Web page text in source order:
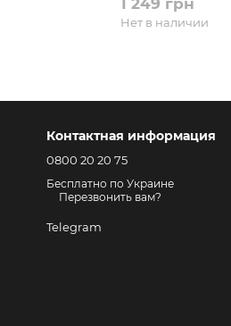
(2XL-3XL)
Нет в наличии
Контактная информация
0800 20 20 75
Бесплатно по Украине
Перезвонить вам?
Telegram